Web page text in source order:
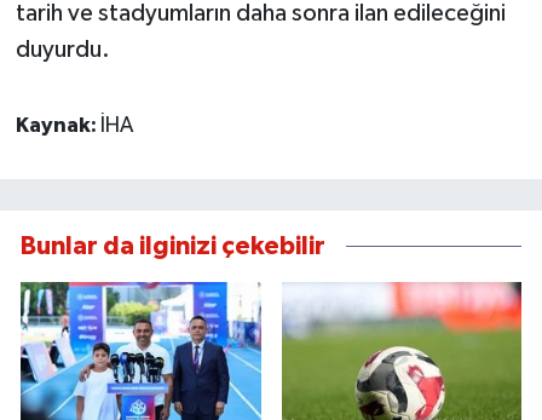
tarih ve stadyumların daha sonra ilan edileceğini
duyurdu.
Kaynak: İHA
Bunlar da ilginizi çekebilir